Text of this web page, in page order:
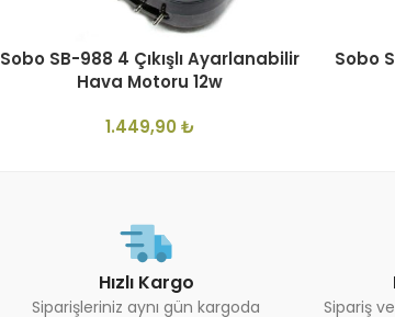
Sobo SB-988 4 Çıkışlı Ayarlanabilir
Hava Motoru 12w
1.449,90 ₺
Sobo
Hızlı Kargo
Siparişleriniz aynı gün kargoda Sipariş